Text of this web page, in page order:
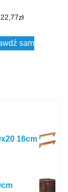
zł
sam
16cm